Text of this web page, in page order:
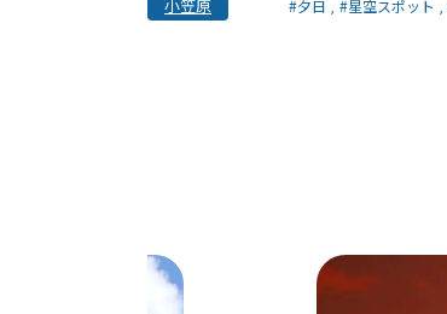
小笠原 #夕日 #星空スポット